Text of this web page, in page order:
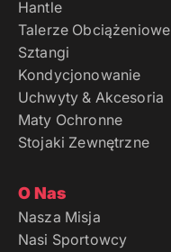
Hantle
Talerze Obciążeniowe
Sztangi
Kondycjonowanie
Uchwyty & Akcesoria
Maty Ochronne
Stojaki Zewnętrzne
O Nas
Nasza Misja
Nasi Sportowcy